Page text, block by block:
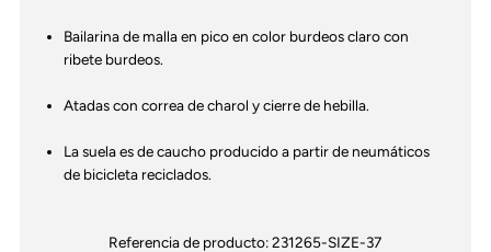
Bailarina de malla en pico en color burdeos claro con
ribete burdeos.
Atadas con correa de charol y cierre de hebilla.
La suela es de caucho producido a partir de neumáticos
de bicicleta reciclados.
Referencia de producto: 231265-SIZE-37